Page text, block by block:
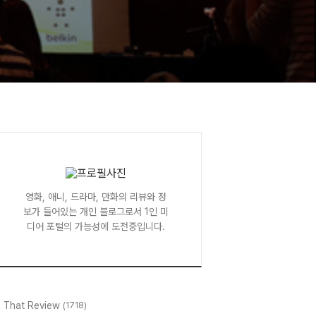
영화, 애니, 드라마, 만화의 리뷰와 정
보가 들어있는 개인 블로그로서 1인 미
디어 포털의 가능성에 도전중입니다.
That Review (1718)